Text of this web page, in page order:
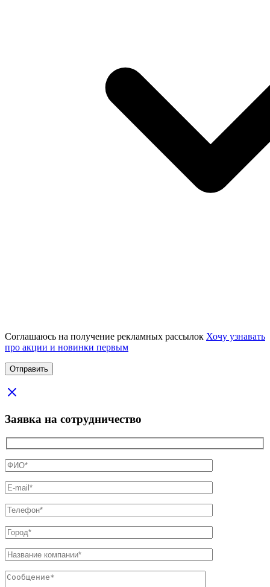
Соглашаюсь на получение рекламных рассылок Хочу узнавать
про акции и новинки первым
Заявка на сотрудничество